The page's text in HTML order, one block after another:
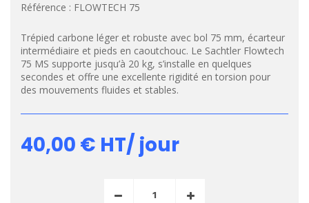
Référence : FLOWTECH 75
Trépied carbone léger et robuste avec bol 75 mm, écarteur
intermédiaire et pieds en caoutchouc. Le Sachtler Flowtech
75 MS supporte jusqu’à 20 kg, s’installe en quelques
secondes et offre une excellente rigidité en torsion pour
des mouvements fluides et stables.
40,00 € HT/ jour